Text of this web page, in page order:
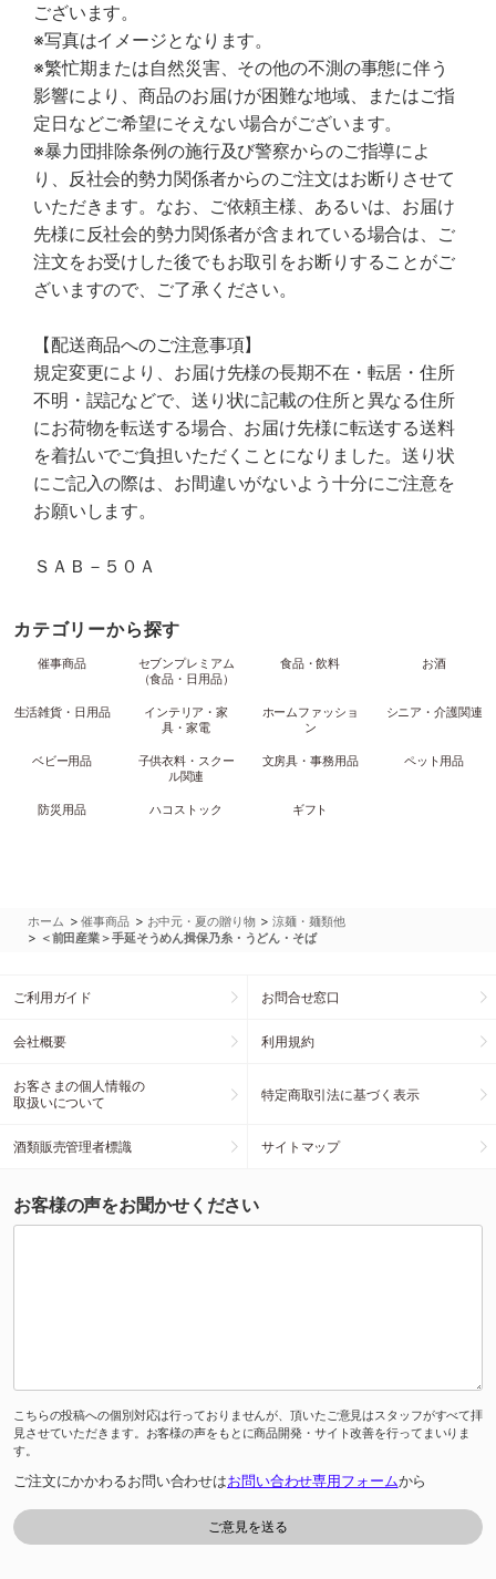
ございます。
※写真はイメージとなります。
※繁忙期または自然災害、その他の不測の事態に伴う
影響により、商品のお届けが困難な地域、またはご指
定日などご希望にそえない場合がございます。
※暴力団排除条例の施行及び警察からのご指導によ
り、反社会的勢力関係者からのご注文はお断りさせて
いただきます。なお、ご依頼主様、あるいは、お届け
先様に反社会的勢力関係者が含まれている場合は、ご
注文をお受けした後でもお取引をお断りすることがご
ざいますので、ご了承ください。
【配送商品へのご注意事項】
規定変更により、お届け先様の長期不在・転居・住所
不明・誤記などで、送り状に記載の住所と異なる住所
にお荷物を転送する場合、お届け先様に転送する送料
を着払いでご負担いただくことになりました。送り状
にご記入の際は、お間違いがないよう十分にご注意を
お願いします。
ＳＡＢ－５０Ａ
カテゴリーから探す
催事商品
セブンプレミアム
（食品・日用品）
食品・飲料 お酒
生活雑貨・日用品
インテリア・家
具・家電
ホームファッショ
ン
シニア・介護関連
ベビー用品
子供衣料・スクー
ル関連
文房具・事務用品 ペット用品
防災用品 ハコストック ギフト
ホーム >催事商品 > お中元・夏の贈り物 >涼麺・麺類他
> ＜前田産業＞手延そうめん揖保乃糸・うどん・そば
ご利用ガイド お問合せ窓口
会社概要 利用規約
お客さまの個人情報の
取扱いについて
特定商取引法に基づく表示
酒類販売管理者標識 サイトマップ
お客様の声をお聞かせください
こちらの投稿への個別対応は行っておりませんが、頂いたご意見はスタッフがすべて拝
見させていただきます。お客様の声をもとに商品開発・サイト改善を行ってまいりま
す。
ご注文にかかわるお問い合わせはお問い合わせ専用フォームから